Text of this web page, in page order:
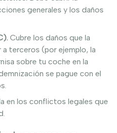
generales y los daños
Cubre los daños que la
terceros (por ejemplo, la
sobre tu coche en la
se pague con el
en los conflictos legales que